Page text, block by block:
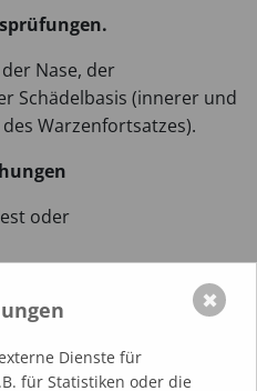
der Nase, der
Schädelbasis (innerer und
Warzenfortsatzes).
oder
und der
Dienste für
für Statistiken oder die
✖